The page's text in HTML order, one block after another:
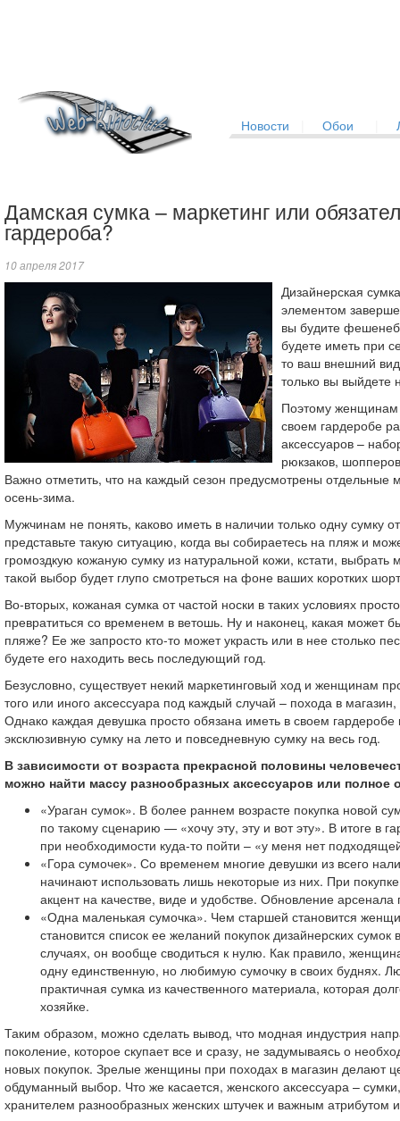
Новости Обои
Дамская сумка – маркетинг или
гардероба?
10 апреля 2017
Дизайнерская
элементом
вы будите
будете иметь при
то ваш внешний
только вы выйдете
Поэтому
своем гардеробе
аксессуаров –
рюкзаков,
Важно отметить, что на каждый сезон предусмотрены отдельные
осень-зима.
Мужчинам не понять, каково иметь в наличии только одну сумку
представьте такую ситуацию, когда вы собираетесь на пляж и
громоздкую кожаную сумку из натуральной кожи, кстати,
такой выбор будет глупо смотреться на фоне ваших коротких
Во-вторых, кожаная сумка от частой носки в таких условиях
превратиться со временем в ветошь. Ну и наконец, какая может
пляже? Ее же запросто кто-то может украсть или в нее столько
будете его находить весь последующий год.
Безусловно, существует некий маркетинговый ход и женщинам
того или иного аксессуара под каждый случай – похода в
Однако каждая девушка просто обязана иметь в своем
эксклюзивную сумку на лето и повседневную сумку на весь год.
В зависимости от возраста прекрасной половины
можно найти массу разнообразных аксессуаров или полное
«Ураган сумок». В более раннем возрасте покупка новой
по такому сценарию — «хочу эту, эту и вот эту». В итоге в
при необходимости куда-то пойти – «у меня нет
«Гора сумочек». Со временем многие девушки из всего
начинают использовать лишь некоторые из них. При
акцент на качестве, виде и удобстве. Обновление
«Одна маленькая сумочка». Чем старшей становится
становится список ее желаний покупок дизайнерских
случаях, он вообще сводиться к нулю. Как правило,
одну единственную, но любимую сумочку в своих буднях.
практичная сумка из качественного материала, которая
хозяйке.
Таким образом, можно сделать вывод, что модная индустрия
поколение, которое скупает все и сразу, не задумываясь о
новых покупок. Зрелые женщины при походах в магазин делают
обдуманный выбор. Что же касается, женского аксессуара –
хранителем разнообразных женских штучек и важным атрибутом